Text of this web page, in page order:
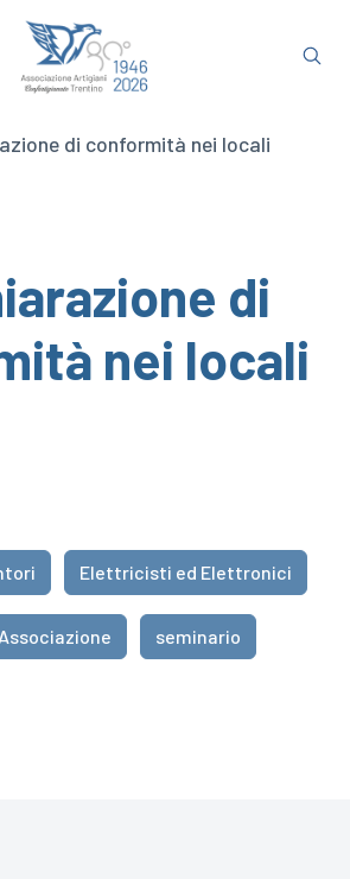
di conformità nei locali
di
nei locali
Elettricisti ed Elettronici
seminario